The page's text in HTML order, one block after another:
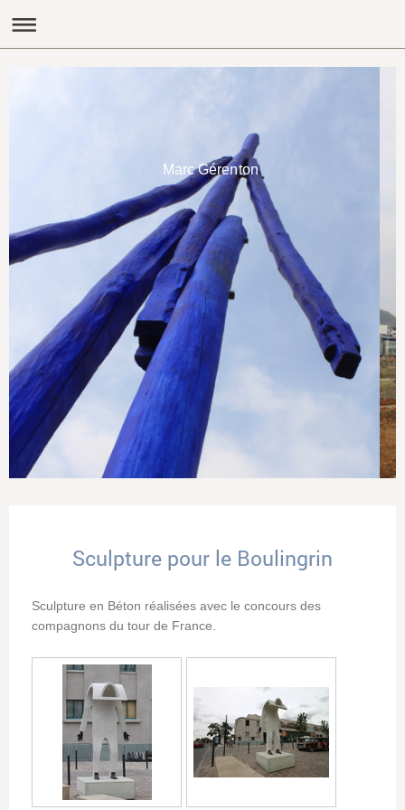
Marc Gérenton
Sculpture pour le Boulingrin
Sculpture en Béton réalisées avec le concours des
compagnons du tour de France.